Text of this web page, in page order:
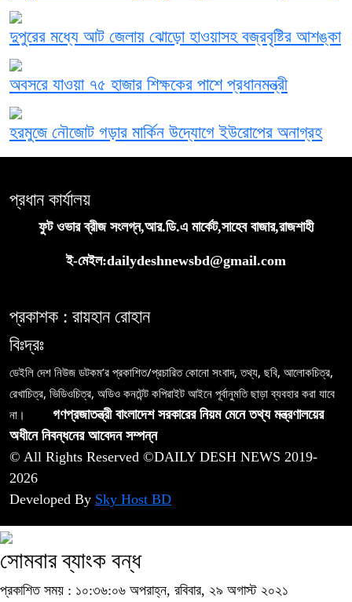
দুপুরের মধ্যে আট জেলায় ঝোড়ো হাওয়াসহ বজ্রবৃষ্টির আশঙ্কা
অবসরে যাওয়া ৭৫ হাজার শিক্ষকের পাশে প্রধানমন্ত্রী
হরমুজে নৌজোট গড়ার মার্কিন উদ্যোগে ইউরোপের অনাগ্রহ
প্রধান কার্যালয়
ফুট ওভার ব্রীজ সংলগ্ন,আর.ডি.এ মার্কেট,সাহেব বাজার,রাজশাহী
ই-মেইল:dailydeshnewsbd@gmail.com
প্রকাশক : রায়হান রোহান
বিঃদ্রঃ
ডেইলি দেশ নিউজ ডটকম’র প্রকাশিত/প্রচারিত কোনো সংবাদ, তথ্য, ছবি, আলোকচিত্র,
রেখাচিত্র, ভিডিওচিত্র, অডিও কনটেন্ট কপিরাইট আইনে পূর্বানুমতি ছাড়া ব্যবহার করা যাবে
না।
গণপ্রজাতন্ত্রী বাংলাদেশ সরকারের নিয়ম মেনে তথ্য মন্ত্রণালয়ের
অধীনে নিবন্ধনের আবেদন সম্পন্ন
© All Rights Reserved ©DAILY DESH NEWS 2019-
2026
Developed By Sky Host BD
সোমবার ব্যাংক বন্ধ
প্রকাশিত সময় : ১০:৩৬:০৬ অপরাহ্ন, রবিবার, ২৯ অগাস্ট ২০২১